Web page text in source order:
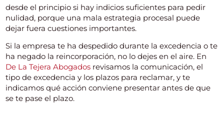
desde el principio si hay indicios suficientes para pedir
nulidad, porque una mala estrategia procesal puede
dejar fuera cuestiones importantes.
Si la empresa te ha despedido durante la excedencia o te
ha negado la reincorporación, no lo dejes en el aire. En
De La Tejera Abogados revisamos la comunicación, el
tipo de excedencia y los plazos para reclamar, y te
indicamos qué acción conviene presentar antes de que
se te pase el plazo.